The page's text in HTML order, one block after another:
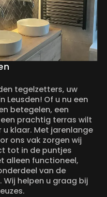
tegelzetters, uw
Of u nu een
betegelen, een
prachtig terras wilt
klaar. Met jarenlange
ons vak zorgen wij
tot in de puntjes
alleen functioneel,
van de
helpen u graag bij